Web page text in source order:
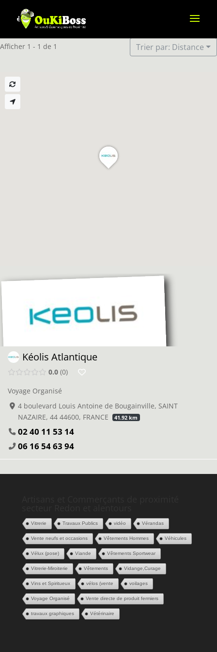
Afficher 1 - 1 de 1 Trier par: Distance
Kéolis Atlantique
0.0 0
Voyage Organisé
4 boulevard Louis Antoine de Bougainville, SAINT
NAZAIRE, 44 44600, FRANCE
41.92 km
02 40 11 53 14
06 16 54 63 94
Vitrerie Travaux Publics vidéo Vérandas
Vente neufs et occasions Vêtements Hommes Véhicules
Vélux (pose) Viande Vêtements Sportwear
Vitrerie-Miroiterie Vêtements Vidange,Curage
Vins et Spiritueux vélos (vente voilages
Voyage Organisé Vente directe de produit fermiers
travaux graphiques Vétérinaire